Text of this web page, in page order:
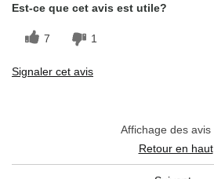
Est-ce que cet avis est utile?
7 1
Signaler cet avis
Affichage des avis
Retour en haut